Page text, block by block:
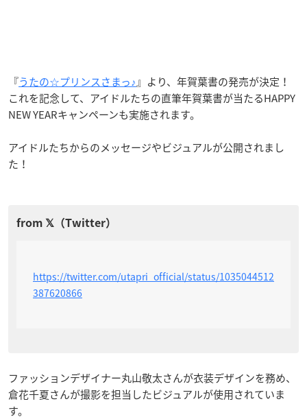
『うたの☆プリンスさまっ♪』より、年賀葉書の発売が決定！
これを記念して、アイドルたちの直筆年賀葉書が当たるHAPPY
NEW YEARキャンペーンも実施されます。
アイドルたちからのメッセージやビジュアルが公開されまし
た！
https://twitter.com/utapri_official/status/1035044512
387620866
ファッションデザイナー丸山敬太さんが衣装デザインを務め、
倉花千夏さんが撮影を担当したビジュアルが使用されていま
す。